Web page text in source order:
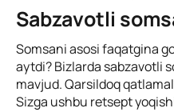
Sabzavotli
Somsani asosi faqatgina
aytdi? Bizlarda sabzavotli
mavjud. Qarsildoq
Sizga ushbu retsept